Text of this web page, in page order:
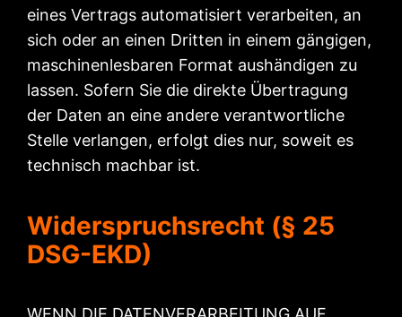
eines Vertrags automatisiert verarbeiten, an
sich oder an einen Dritten in einem gängigen,
maschinenlesbaren Format aushändigen zu
lassen. Sofern Sie die direkte Übertragung
der Daten an eine andere verantwortliche
Stelle verlangen, erfolgt dies nur, soweit es
technisch machbar ist.
Widerspruchsrecht (§ 25
DSG-EKD)